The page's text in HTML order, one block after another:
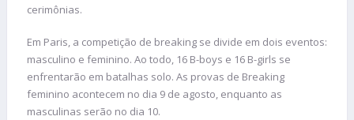
cerimônias.
Em Paris, a competição de breaking se divide em dois eventos:
masculino e feminino. Ao todo, 16 B-boys e 16 B-girls se
enfrentarão em batalhas solo. As provas de Breaking
feminino acontecem no dia 9 de agosto, enquanto as
masculinas serão no dia 10.